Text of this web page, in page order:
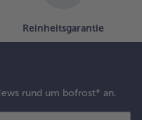
Reinheitsgarantie
rund um bofrost* an.